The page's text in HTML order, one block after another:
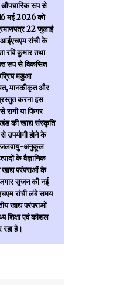
औपचारिक रूप से
मई 2026 को
22 जुलाई
रांची के
रवि कुमार तथा
रूप से विकसित
मडुआ
मानकीकृत और
करना इस
रागी या फिंगर
की खाद्य संस्कृति
से उपयोगी होने के
जलवायु-अनुकूल
के वैज्ञानिक
परंपराओं के
सृजन की नई
रांची लंबे समय
खाद्य परंपराओं
शिक्षा एवं कौशल
रहा है।